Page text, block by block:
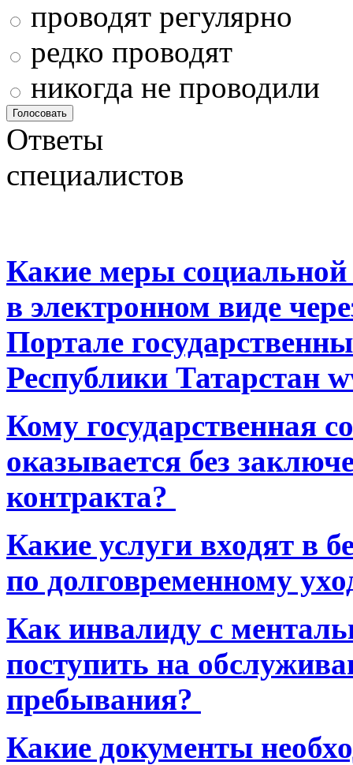
проводят регулярно
редко проводят
никогда не проводили
Ответы
специалистов
Какие меры
в электронном виде
Портале
Республики Татарстан
Кому государственная
оказывается без
контракта?
Какие услуги входят в
по долговременному
Как инвалиду с
поступить на
пребывания?
Какие документы